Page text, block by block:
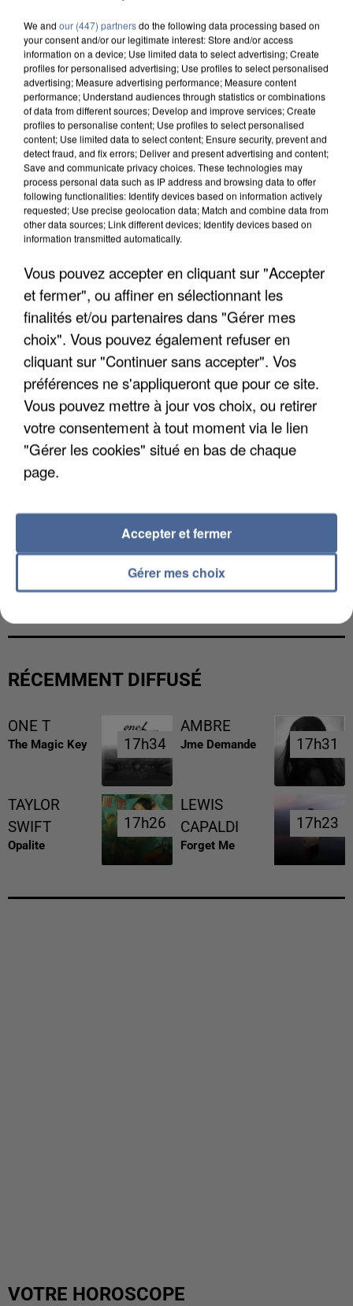
UN SECOND CADRE DE LA DZ MAFIA
INTERPELLÉ EN ALGÉRIE
UNE TOURISTE DE L’OISE EMPORTÉE PAR UNE
COULÉE DE BOUE EN HAUTE-SAVOIE
RÉCEMMENT DIFFUSÉ
ONE T
The Magic Key 17h34
17h34
AMBRE
Jme Demande 17h31
17h31
TAYLOR
SWIFT
Opalite
17h26
17h26
LEWIS
CAPALDI
Forget Me
17h23
17h23
VOTRE HOROSCOPE
We and our (447) partnersdo the following data processing based on
your consent and/or our legitimate interest: Store and/or access
information on a device; Use limited data to select advertising; Create
profiles for personalised advertising; Use profiles to select personalised
advertising; Measure advertising performance; Measure content
performance; Understand audiences through statistics or combinations
of data from different sources; Develop and improve services; Create
profiles to personalise content; Use profiles to select personalised
content; Use limited data to select content; Ensure security, prevent and
detect fraud, and fix errors; Deliver and present advertising and content;
Save and communicate privacy choices. These technologies may
process personal data such as IP address and browsing data to offer
following functionalities: Identify devices based on information actively
requested; Use precise geolocation data; Match and combine data from
other data sources; Link different devices; Identify devices based on
information transmitted automatically.
Vous pouvez accepter en cliquant sur "Accepter
et fermer", ou affiner en sélectionnant les
finalités et/ou partenaires dans "Gérer mes
choix". Vous pouvez également refuser en
cliquant sur "Continuer sans accepter". Vos
préférences ne s'appliqueront que pour ce site.
Vous pouvez mettre à jour vos choix, ou retirer
votre consentement à tout moment via le lien
"Gérer les cookies" situé en bas de chaque
page.
Gérer mes choix
Accepter et fermer